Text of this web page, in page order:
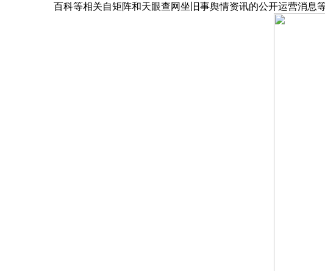
百科等相关自矩阵和天眼查网坐旧事舆情资讯的公开运营消